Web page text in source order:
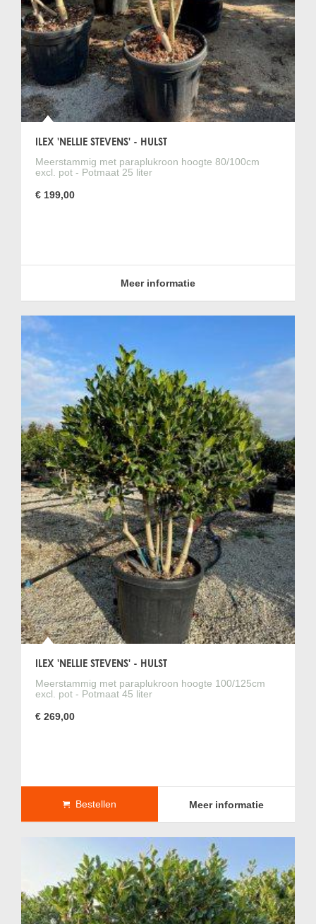
ILEX 'NELLIE STEVENS' - HULST
Meerstammig met paraplukroon hoogte 80/100cm
excl. pot - Potmaat 25 liter
€ 199,00
Meer informatie
ILEX 'NELLIE STEVENS' - HULST
Meerstammig met paraplukroon hoogte 100/125cm
excl. pot - Potmaat 45 liter
€ 269,00
Bestellen Meer informatie